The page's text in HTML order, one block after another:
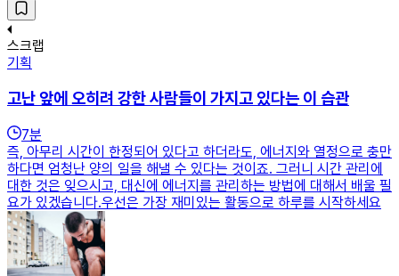
스크랩
기획
고난 앞에 오히려 강한 사람들이 가지고 있다는 이 습관
7분
즉, 아무리 시간이 한정되어 있다고 하더라도, 에너지와 열정으로 충만
하다면 엄청난 양의 일을 해낼 수 있다는 것이죠. 그러니 시간 관리에
대한 것은 잊으시고, 대신에 에너지를 관리하는 방법에 대해서 배울 필
요가 있겠습니다.우선은 가장 재미있는 활동으로 하루를 시작하세요